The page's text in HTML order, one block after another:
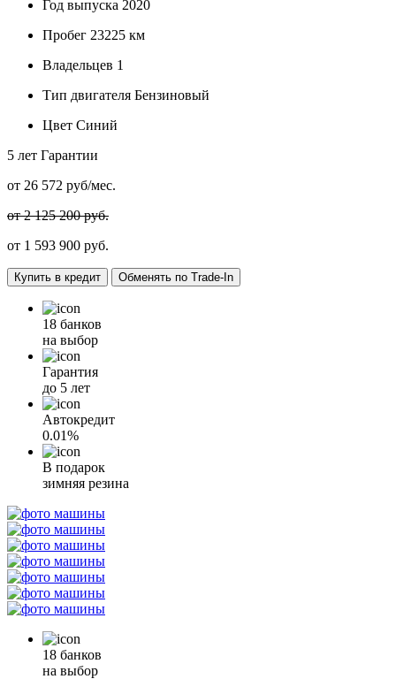
Год выпуска 2020
Пробег 23225 км
Владельцев 1
Тип двигателя Бензиновый
Цвет Синий
5 лет Гарантии
от 26 572 руб/мес.
от 2 125 200 руб.
от 1 593 900 руб.
Купить в кредит Обменять по Trade-In
18 банков
на выбор
Гарантия
до 5 лет
Автокредит
0.01%
В подарок
зимняя резина
18 банков
на выбор